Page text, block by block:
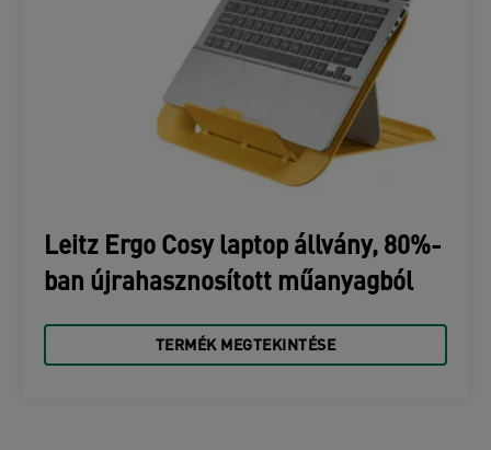
Leitz Ergo Cosy laptop állvány, 80%-
ban újrahasznosított műanyagból
TERMÉK MEGTEKINTÉSE